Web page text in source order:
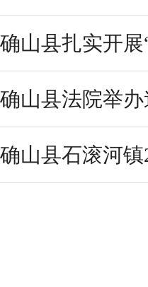
确山县扎实开
确山县法院举
确山县石滚河